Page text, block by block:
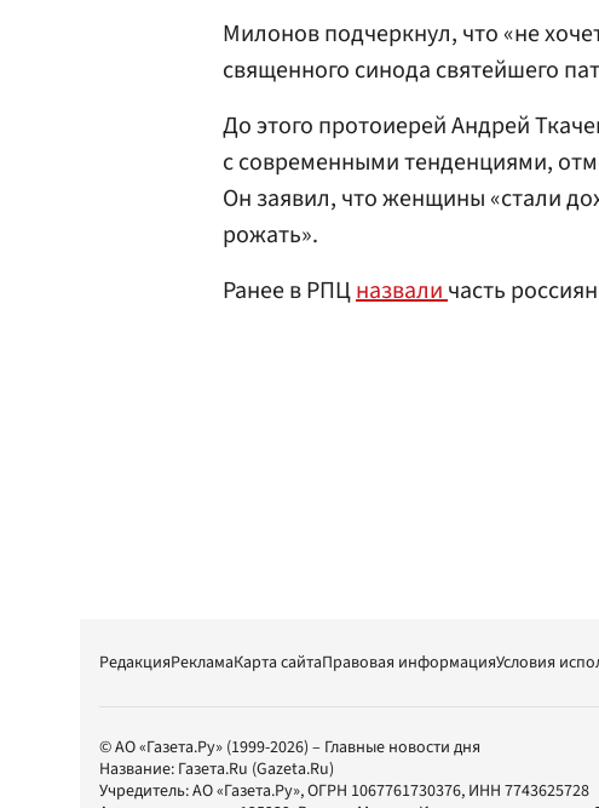
Милонов подчеркнул, что «не
священного синода святейшего
До этого протоиерей Андрей
с современными тенденциями,
Он заявил, что женщины «стали
рожать».
Ранее в РПЦназваличасть
РедакцияРекламаКарта сайтаПравовая информацияУсловия
© АО «Газета.Ру» (1999-2026) – Главные новости дня
Название: Газета.Ru (Gazeta.Ru)
Учредитель:АО «Газета.Ру», ОГРН 1067761730376, ИНН 7743625728